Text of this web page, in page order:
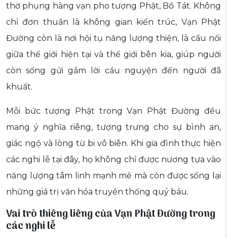
thờ phụng hàng vạn pho tượng Phật, Bồ Tát. Không
chỉ đơn thuần là không gian kiến trúc, Vạn Phật
Đường còn là nơi hội tụ năng lượng thiện, là cầu nối
giữa thế giới hiện tại và thế giới bên kia, giúp người
còn sống gửi gắm lời cầu nguyện đến người đã
khuất.
Mỗi bức tượng Phật trong Vạn Phật Đường đều
mang ý nghĩa riêng, tượng trưng cho sự bình an,
giác ngộ và lòng từ bi vô biên. Khi gia đình thực hiện
các nghi lễ tại đây, họ không chỉ được nương tựa vào
năng lượng tâm linh mạnh mẽ mà còn được sống lại
những giá trị văn hóa truyền thống quý báu.
Vai trò thiêng liêng của Vạn Phật Đường trong
các nghi lễ